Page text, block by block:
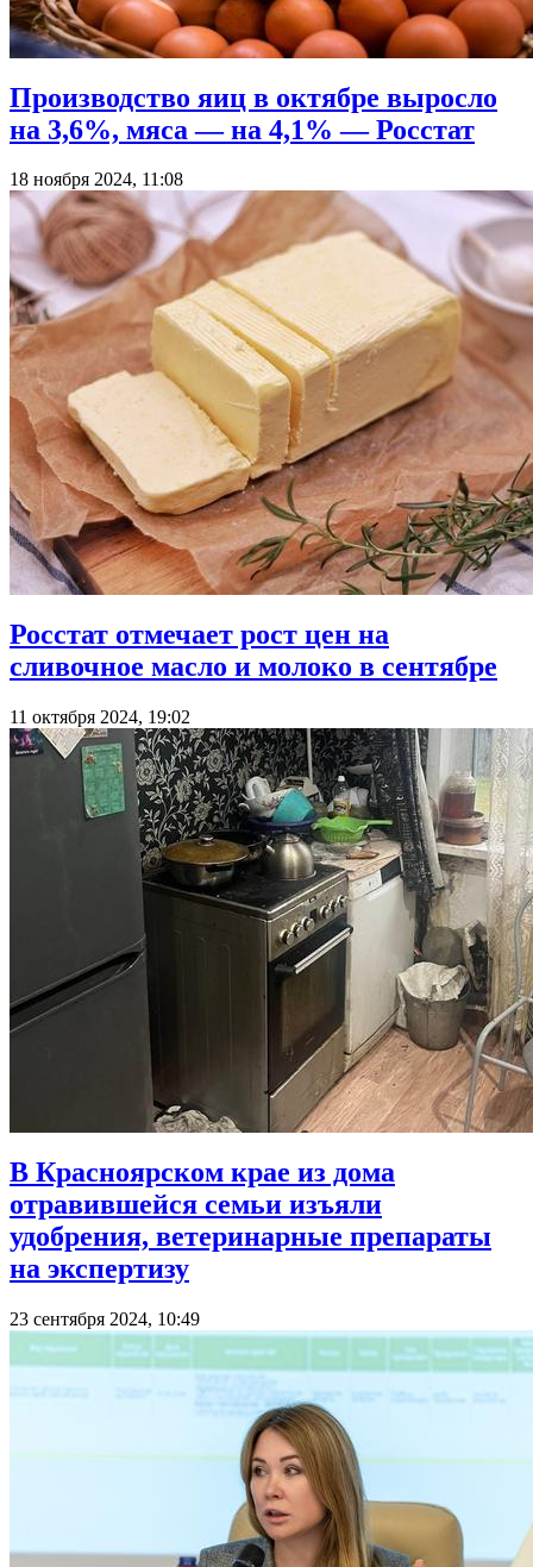
Производство яиц в октябре выросло
на 3,6%, мяса — на 4,1% — Росстат
18 ноября 2024, 11:08
Росстат отмечает рост цен на
сливочное масло и молоко в сентябре
11 октября 2024, 19:02
В Красноярском крае из дома
отравившейся семьи изъяли
удобрения, ветеринарные препараты
на экспертизу
23 сентября 2024, 10:49